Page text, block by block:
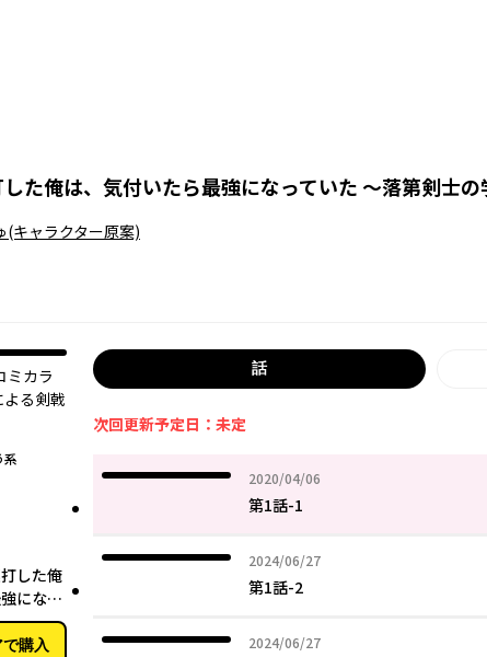
た俺は、気付いたら最強になっていた ～落第剣士
(キャラクター原案)
ミカラ
る剣戟
系
月26日
した俺
になっ
学院無
購入
話
次回更新予定日：未定
2020/04/06
2020年04月06日
第1話-1
2024/06/27
2024年06月27日
第1話-2
2024/06/27
2024年06月27日